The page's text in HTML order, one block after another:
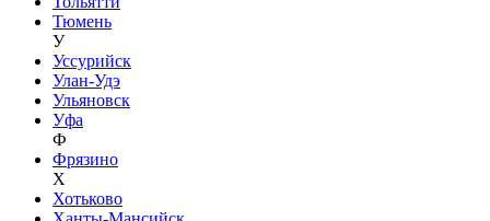
Тюмень
У
Уссурийск
Улан-Удэ
Ульяновск
Уфа
Ф
Фрязино
Х
Хотьково